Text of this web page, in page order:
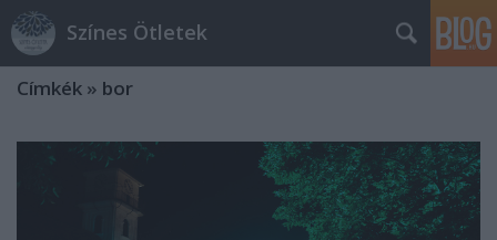
Színes Ötletek
Címkék » bor